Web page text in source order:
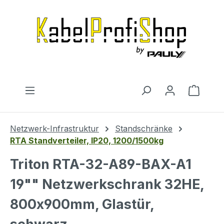
Netzwerk-Infrastruktur
Standschränke
RTA Standverteiler, IP20, 1200/1500kg
Triton RTA-32-A89-BAX-A1
19"" Netzwerkschrank 32HE,
800x900mm, Glastür,